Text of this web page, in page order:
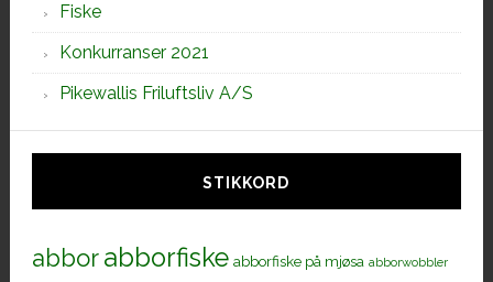
Fiske
Konkurranser 2021
Pikewallis Friluftsliv A/S
STIKKORD
abborabborfiske abborfiske på mjøsa abborwobbler